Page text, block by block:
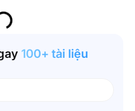
100+ tài liệu